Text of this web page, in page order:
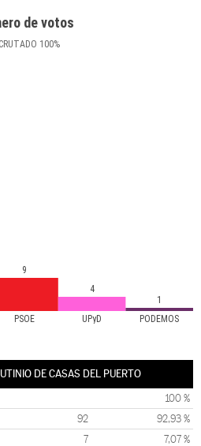
de votos
100%
PSOE UPyD PODEMOS
9
4
1
DE CASAS DEL PUERTO
100 %
92 92,93 %
7 7,07 %